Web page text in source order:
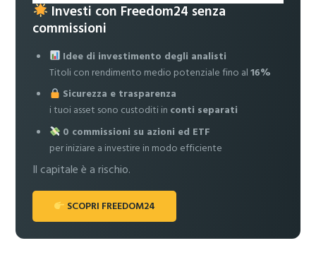
Investi con Freedom24 senza
commissioni
Idee di investimento degli analisti
Titoli con rendimento medio potenziale fino al16%
Sicurezza e trasparenza
i tuoi asset sono custoditi in conti separati
0 commissioni su azioni ed ETF
per iniziare a investire in modo efficiente
Il capitale è a rischio.
SCOPRI FREEDOM24